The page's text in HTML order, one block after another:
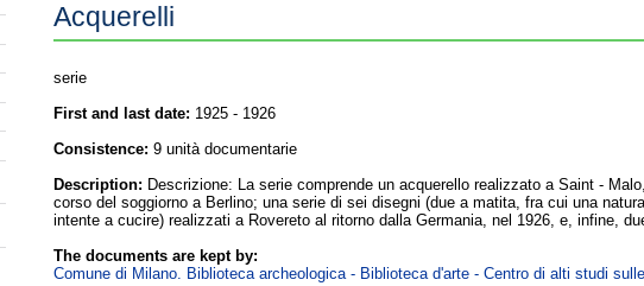
Acquerelli
serie
First and last date: 1925 - 1926
Consistence: 9 unità documentarie
Description: Descrizione: La serie comprende un acquerello realizzato a Saint -
corso del soggiorno a Berlino; una serie di sei disegni (due a matita, fra cui una
intente a cucire) realizzati a Rovereto al ritorno dalla Germania, nel 1926, e, infine,
The documents are kept by:
Comune di Milano. Biblioteca archeologica - Biblioteca d'arte - Centro di alti studi